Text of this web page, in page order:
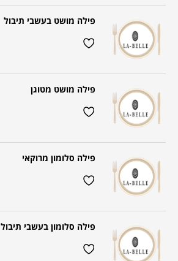
פילה מושט בעשבי תיבול
פילה מושט מטוגן
פילה סלומון מרוקאי
פילה סלומון בעשבי תיבול